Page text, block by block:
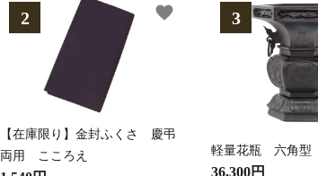
【在庫限り】金封ふくさ 慶弔
両用 こころえ
favorite
軽量花瓶 六角型
36,300円